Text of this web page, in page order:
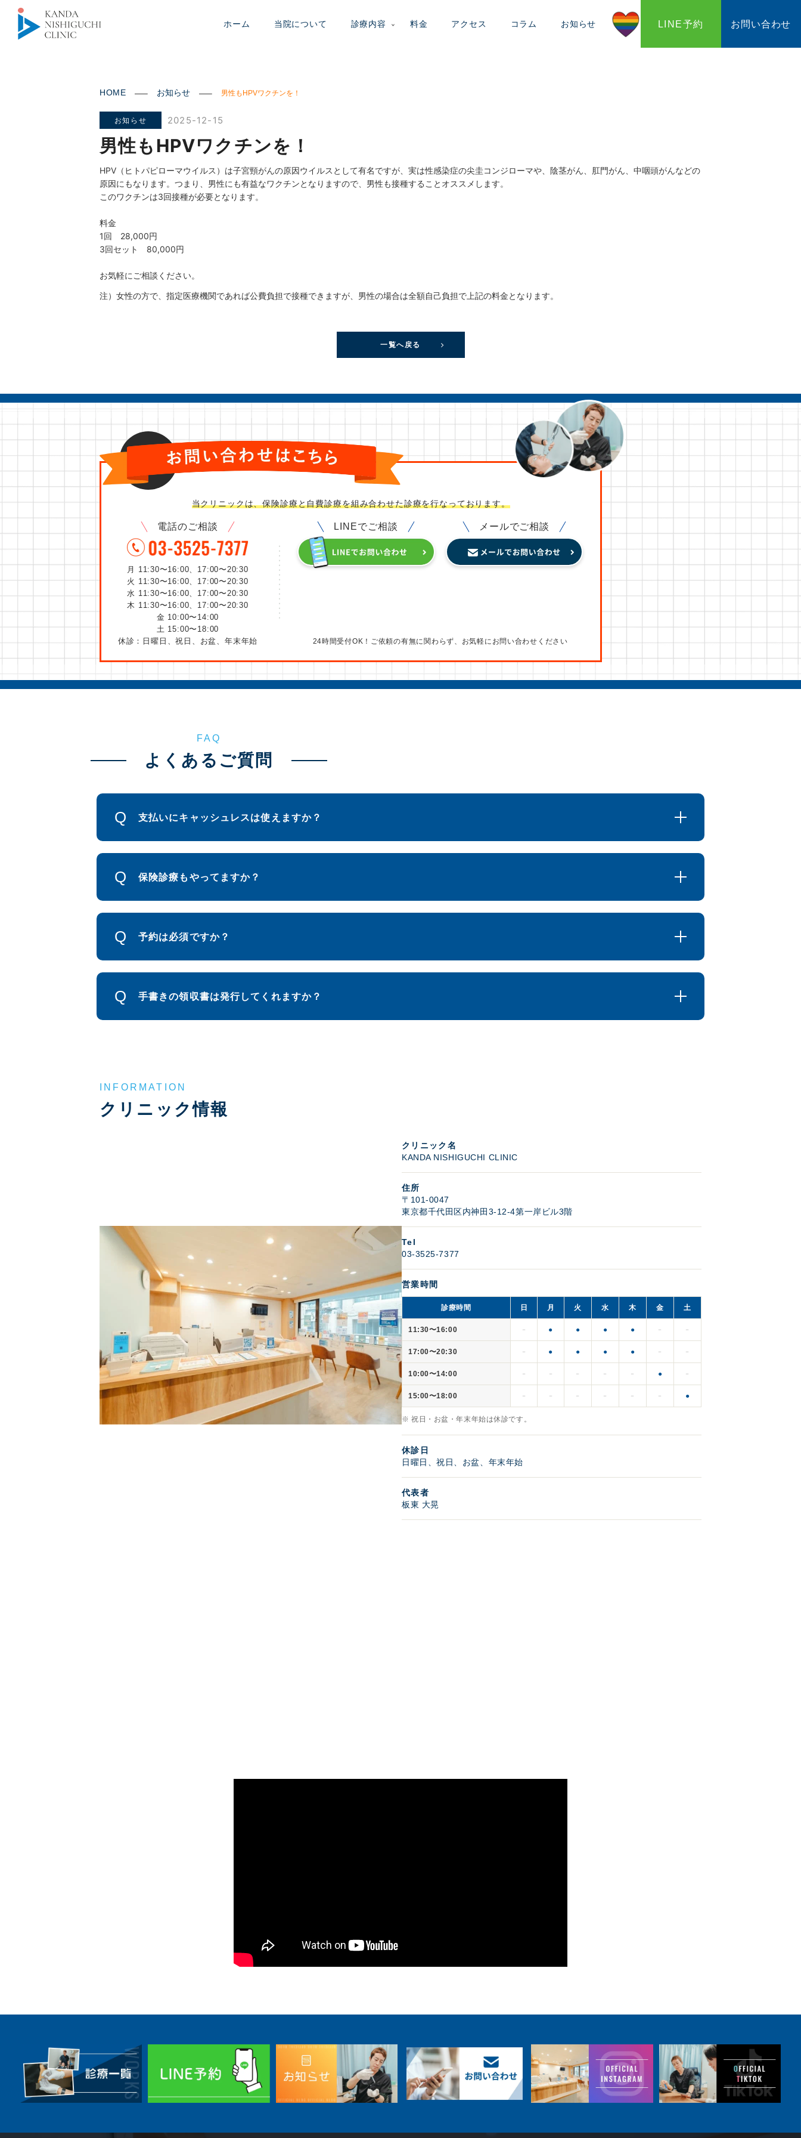
ホーム 当院について 診療内容 料金 アクセス コラム お知らせ LINE予約 お問い合わせ
HOME お知らせ 男性もHPVワクチンを！
お知らせ 2025-12-15
男性もHPVワクチンを！
HPV（ヒトパピローマウイルス）は子宮頸がんの原因ウイルスとして有名ですが、実は性感染症の尖圭コンジローマや、陰茎がん、肛門がん、中咽頭がんなどの
原因にもなります。つまり、男性にも有益なワクチンとなりますので、男性も接種することオススメします。
このワクチンは3回接種が必要となります。
料金
1回 28,000円
3回セット 80,000円
お気軽にご相談ください。
注）女性の方で、指定医療機関であれば公費負担で接種できますが、男性の場合は全額自己負担で上記の料金となります。
一覧へ戻る
当クリニックは、保険診療と自費診療を組み合わせた診療を行なっております。
電話のご相談
月 11:30〜16:00、17:00〜20:30
火 11:30〜16:00、17:00〜20:30
水 11:30〜16:00、17:00〜20:30
木 11:30〜16:00、17:00〜20:30
金 10:00〜14:00
土 15:00〜18:00
休診：日曜日、祝日、お盆、年末年始
LINEでご相談 メールでご相談
24時間受付OK！ご依頼の有無に関わらず、 お気軽にお問い合わせください
FAQ
よくあるご質問
支払いにキャッシュレスは使えますか？
保険診療もやってますか？
予約は必須ですか？
手書きの領収書は発行してくれますか？
INFORMATION
クリニック情報
クリニック名
KANDA NISHIGUCHI CLINIC
住所
〒101-0047
東京都千代田区内神田3-12-4第一岸ビル3階
Tel
03-3525-7377
営業時間
診療時間 日 月 火 水 木 金 土
11:30〜16:00 － ● ● ● ● － －
17:00〜20:30 － ● ● ● ● － －
10:00〜14:00 － － － － － ● －
15:00〜18:00 － － － － － － ●
※ 祝日・お盆・年末年始は休診です。
休診日
日曜日、祝日、お盆、年末年始
代表者
板東 大晃